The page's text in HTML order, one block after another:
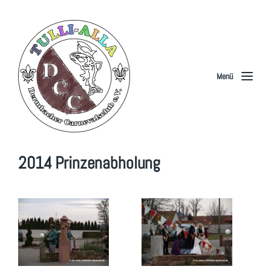
Menü
2014 Prinzenabholung